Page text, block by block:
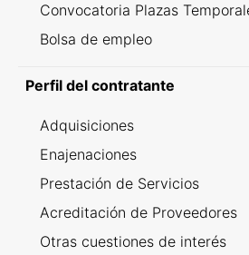
Convocatoria Plazas
Bolsa de empleo
Perfil del contratante
Adquisiciones
Enajenaciones
Prestación de Servicios
Acreditación de Proveedores
Otras cuestiones de interés